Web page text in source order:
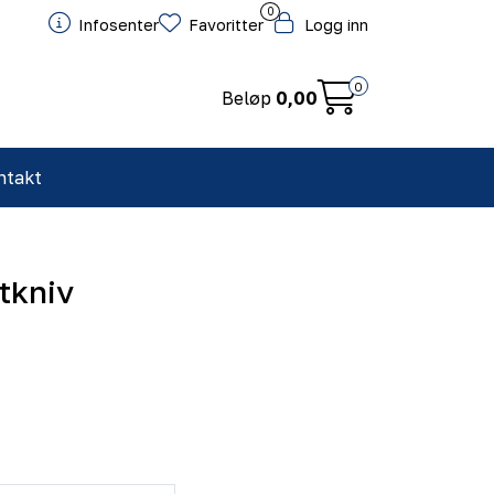
Infosenter
0
Favoritter Logg inn
Beløp 0,00
0